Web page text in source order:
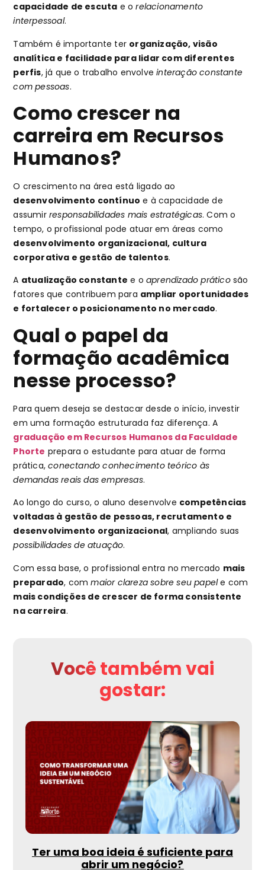
capacidade de escuta e orelacionamento
interpessoal.
Também é importante ter organização, visão
analítica e facilidade para lidar com diferentes
perfis, já que o trabalho envolveinteração constante
com pessoas.
Como crescer na
carreira em Recursos
Humanos?
O crescimento na área está ligado ao
desenvolvimento contínuo e à capacidade de
assumirresponsabilidades mais estratégicas. Com o
tempo, o profissional pode atuar em áreas como
desenvolvimento organizacional, cultura
corporativa e gestão de talentos.
A atualização constante e oaprendizado práticosão
fatores que contribuem para ampliar oportunidades
e fortalecer o posicionamento no mercado.
Qual o papel da
formação acadêmica
nesse processo?
Para quem deseja se destacar desde o início, investir
em uma formação estruturada faz diferença. A
graduação em Recursos Humanos da Faculdade
Phorte prepara o estudante para atuar de forma
prática,conectando conhecimento teórico às
demandas reais das empresas.
Ao longo do curso, o aluno desenvolve competências
voltadas à gestão de pessoas, recrutamento e
desenvolvimento organizacional, ampliando suas
possibilidades de atuação.
Com essa base, o profissional entra no mercado mais
preparado, commaior clareza sobre seu papele com
mais condições de crescer de forma consistente
na carreira.
Você também vai
gostar:
Ter uma boa ideia é suficiente para
abrir um negócio?